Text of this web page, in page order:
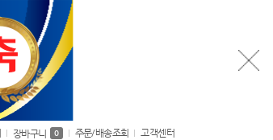
장바구니 0 주문/배송조회 고객센터